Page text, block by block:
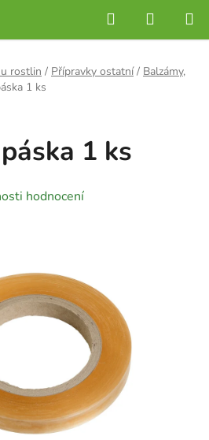
Hledat
KOŠÍK
rostlin / Přípravky ostatní / Balzámy,
1 ks
1 ks
hodnocení